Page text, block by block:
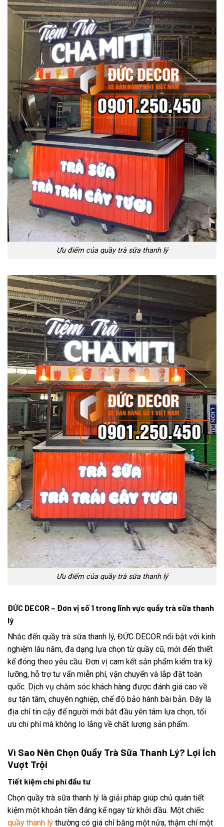
Ưu điểm của quầy trà sữa thanh lý
Ưu điểm của quầy trà sữa thanh lý
ĐỨC DECOR – Đơn vị số 1 trong lĩnh vực quầy trà sữa thanh
lý
Nhắc đến quầy trà sữa thanh lý, ĐỨC DECOR nổi bật với kinh
nghiệm lâu năm, đa dạng lựa chọn từ quầy cũ, mới đến thiết
kế đóng theo yêu cầu. Đơn vị cam kết sản phẩm kiểm tra kỹ
lưỡng, hỗ trợ tư vấn miễn phí, vận chuyển và lắp đặt toàn
quốc. Dịch vụ chăm sóc khách hàng được đánh giá cao về
sự tận tâm, chuyên nghiệp, chế độ bảo hành bài bản. Đây là
địa chỉ tin cậy để người mới bắt đầu yên tâm lựa chọn, tối
ưu chi phí mà không lo lắng về chất lượng sản phẩm.
Vì Sao Nên Chọn Quầy Trà Sữa Thanh Lý? Lợi Ích
Vượt Trội
Tiết kiệm chi phí đầu tư
Chọn quầy trà sữa thanh lý là giải pháp giúp chủ quán tiết
kiệm một khoản tiền đáng kể ngay từ khởi đầu. Một chiếc
quầy thanh lý thường có giá chỉ bằng một nửa, thậm chí một